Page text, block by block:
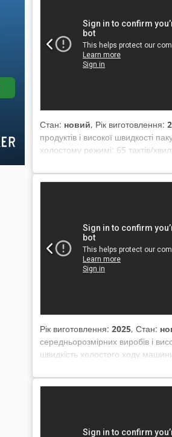
Стан: новий, Рік виготовлення:
продуктів і високої швидкості
холостому режимі: 65 тактів/
Рік виготовлення: 2025, Стан:
середньорозмірних виробів і
швидкість холостого ходу
380В, 4,5 кВт; стиснене
930/1030 кг. 1 інструмент/
підвідний транспортер.
Просто зверніться до нас і
різних нових машин. Для машин,
— від приблизно 3 тижнів. - Вся